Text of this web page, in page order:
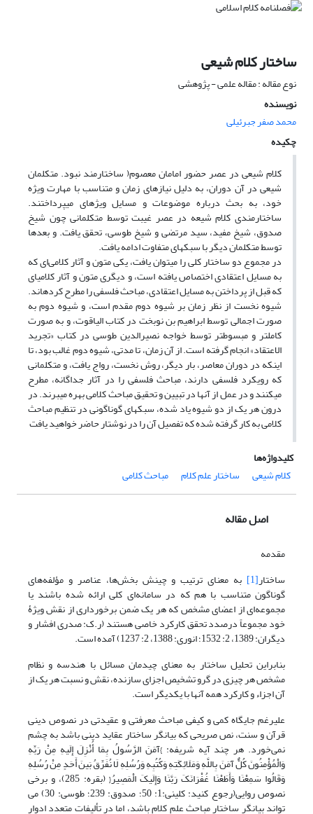
ساختار کلام شیعی
نوع مقاله : مقاله علمی - پژوهشی
نویسنده
محمد صفر جبرئیلی
چکیده
کلام شیعی در عصر حضور امامان معصوم( ساختارمند نبود. متکلمان
شیعی در آن دوران، به دلیل نیازهای زمان و متناسب با مهارت ویژه
خود، به بحث در‌باره موضوعات و مسایل ویژه‎ای می‎پرداختند.
ساختارمندی کلام شیعه در عصر غیبت توسط متکلمانی چون شیخ
صدوق، شیخ مفید، سید مرتضی و شیخ طوسی، تحقق یافت. و بعدها
توسط متکلمان دیگر با سبک‎های متفاوت ادامه یافت.
در مجموع دو ساختار کلی را می‏توان یافت، یکی متون و آثار کلامی‌ای که
به مسایل اعتقادی اختصاص یافته است، و دیگری متون و آثار کلامی‎ای
که قبل از پرداختن به مسایل اعتقادی، مباحث فلسفی را مطرح کرده‏اند.
شیوه نخست از نظر زمان بر شیوه دوم مقدم است، و شیوه دوم به
صورت اجمالی توسط ابراهیم بن نوبخت در کتاب الیاقوت، و به صورت
کامل‏تر و مبسوط‏تر توسط خواجه نصیرالدین طوسی در کتاب «تجرید
الاعتقاد» انجام گرفته است. از آن زمان، تا مدتی، شیوه دوم غالب بود، تا
این‏که در دوران معاصر، بار دیگر، روش نخست، رواج یافت، و متکلمانی
که رویکرد فلسفی دارند، مباحث فلسفی را در آثار جداگانه، مطرح
می‏کنند و در عمل از آنها در تبیین و تحقیق مباحث کلامی بهره می‎برند. در
درون هر یک از دو شیوه یاد شده، سبک‏های گوناگونی در تنظیم مباحث
کلامی به کار گرفته شده که تفصیل آن را در نوشتار حاضر خواهید یافت
کلیدواژه‌ها
کلام شیعی
ساختار علم کلام مباحث کلامی
اصل مقاله
مقدمه
ساختار[1] به معنای ترتیب و چینش بخش‌ها، عناصر و مؤلفه‌های
گوناگون متناسب با هم که در سامانه‌ای کلی ارائه شده باشند یا
مجموعه‌ای از اعضای مشخص که هر یک ضمن برخورداری از نقش ویژۀ‌
خود مجموعاً درصدد تحقق کارکرد خاصی هستند (ر.ک: صدری افشار و
دیگران: 1389، 2: 1532؛ انوری: 1388، 2: 1237) آمده است.
بنابراین تحلیل ساختار به معنای چیدمان مسائل با هندسه و نظام
مشخص هر چیزی در گرو تشخیص اجزای سازنده، نقش و نسبت هر یک از
آن اجزاء و کارکرد همه آنها با یکدیگر است.
علیرغم جایگاه کمی و کیفی مباحث معرفتی و عقیدتی در نصوص دینی
قرآن و سنت، نص صریحی که بیانگر ساختار عقاید دینی باشد به چشم
نمی‌خورد. هر چند آیه شریفه: }آمَنَ الرَّسُولُ بِمَا أُنْزِلَ إِلَیهِ مِنْ رَبِّهِ
وَالْمُؤْمِنُونَ کُلٌّ آمَنَ بِاللَّهِ وَمَلَائِکَتِهِ وَکُتُبِهِ وَرُسُلِهِ لَا نُفَرِّقُ بَینَ أَحَدٍ مِنْ رُسُلِهِ
وَقَالُوا سَمِعْنَا وَأَطَعْنَا غُفْرَانَکَ رَبَّنَا وَإِلَیکَ الْمَصِیرُ{ (بقره: 285)، و برخی
نصوص روایی(رجوع کنید: کلینی:1: 50؛ صدوق: 239؛ طوسی: 30) می
تواند بیانگر ساختار مباحث علم کلام باشد، اما در تألیفات متعدد ادوار